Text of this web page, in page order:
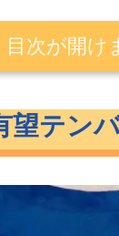
目次が開け
候補の10銘柄
ガー候補10
ク）概要
望テン